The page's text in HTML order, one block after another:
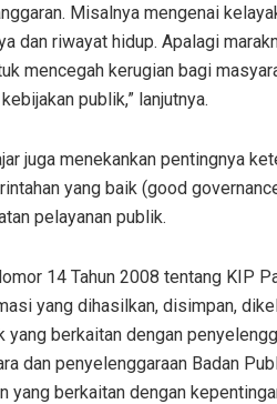
Misalnya mengenai
dan riwayat hidup. Apalagi
mencegah kerugian bagi
publik,” lanjutnya.
juga menekankan pentingnya
yang baik (good
pelayanan publik.
14 Tahun 2008 tentang KIP
yang dihasilkan, disimpan,
yang berkaitan dengan
dan penyelenggaraan Badan
yang berkaitan dengan